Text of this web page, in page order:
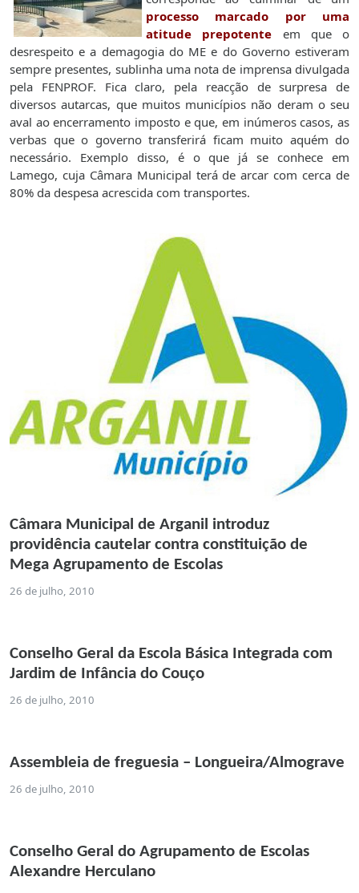
processo marcado por uma
atitude prepotente
em que o
desrespeito e a demagogia do ME e do Governo estiveram
sempre presentes, sublinha uma nota de imprensa divulgada
pela FENPROF. Fica claro, pela reacção de surpresa de
diversos autarcas, que muitos municípios não deram o seu
aval ao encerramento imposto e que, em inúmeros casos, as
verbas que o governo transferirá ficam muito aquém do
necessário. Exemplo disso, é o que já se conhece em
Lamego, cuja Câmara Municipal terá de arcar com cerca de
80% da despesa acrescida com transportes.
Câmara Municipal de Arganil introduz
providência cautelar contra constituição de
Mega Agrupamento de Escolas
26 de julho, 2010
Conselho Geral da Escola Básica Integrada com
Jardim de Infância do Couço
26 de julho, 2010
Assembleia de freguesia – Longueira/Almograve
26 de julho, 2010
Conselho Geral do Agrupamento de Escolas
Alexandre Herculano